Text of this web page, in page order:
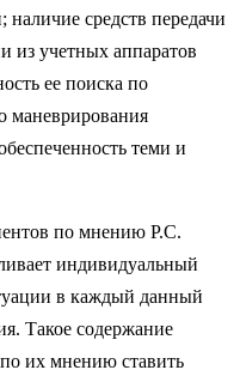
средств передачи
из учетных аппаратов
ее поиска по
маневрирования
теми и
по мнению Р.С.
индивидуальный
в каждый данный
Такое содержание
их мнению ставить